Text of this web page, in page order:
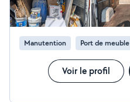
Manutention Port de meuble
Voir le profil